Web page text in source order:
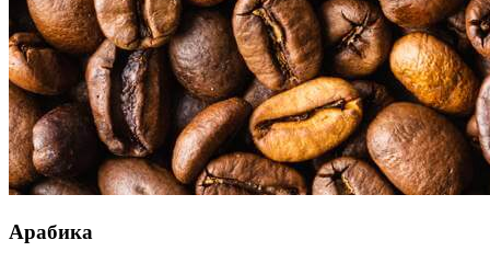
Арабика